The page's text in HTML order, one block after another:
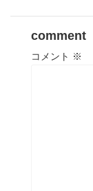
comment
コメント ※